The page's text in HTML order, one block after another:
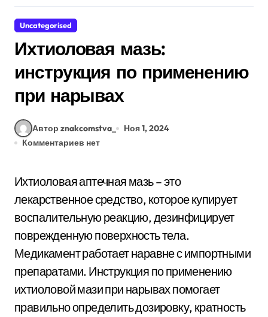
Uncategorised
Ихтиоловая мазь:
инструкция по применению
при нарывах
Автор znakcomstva_
Ноя 1, 2024
Комментариев нет
Ихтиоловая аптечная мазь – это
лекарственное средство, которое купирует
воспалительную реакцию, дезинфицирует
поврежденную поверхность тела.
Медикамент работает наравне с импортными
препаратами. Инструкция по применению
ихтиоловой мази при нарывах помогает
правильно определить дозировку, кратность